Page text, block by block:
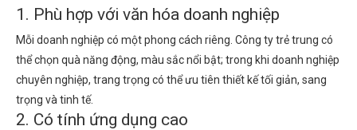
1. Phù hợp với văn hóa doanh nghiệp
Mỗi doanh nghiệp có một phong cách riêng. Công ty trẻ trung có
thể chọn quà năng động, màu sắc nổi bật; trong khi doanh nghiệp
chuyên nghiệp, trang trọng có thể ưu tiên thiết kế tối giản, sang
trọng và tinh tế.
2. Có tính ứng dụng cao